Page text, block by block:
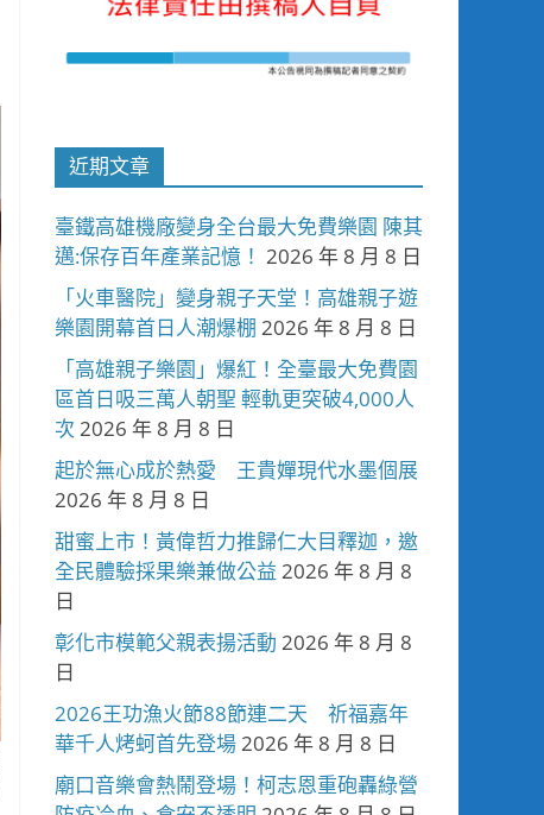
近期文章
臺鐵高雄機廠變身全台最大免費樂園 陳其
邁:保存百年產業記憶！ 2026 年 8 月 8 日
「火車醫院」變身親子天堂！高雄親子遊
樂園開幕首日人潮爆棚 2026 年 8 月 8 日
「高雄親子樂園」爆紅！全臺最大免費園
區首日吸三萬人朝聖 輕軌更突破4,000人
次 2026 年 8 月 8 日
起於無心成於熱愛 王貴嬋現代水墨個展
2026 年 8 月 8 日
甜蜜上市！黃偉哲力推歸仁大目釋迦，邀
全民體驗採果樂兼做公益 2026 年 8 月 8
日
彰化市模範父親表揚活動 2026 年 8 月 8
日
2026王功漁火節88節連二天 祈福嘉年
華千人烤蚵首先登場2026 年 8 月 8 日
廟口音樂會熱鬧登場！柯志恩重砲轟綠營